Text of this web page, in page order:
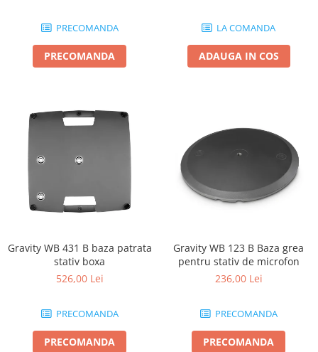
PRECOMANDA
PRECOMANDA
LA COMANDA
ADAUGA IN COS
Gravity WB 431 B baza patrata
stativ boxa
526,00 Lei
PRECOMANDA
PRECOMANDA
Gravity WB 123 B Baza grea
pentru stativ de microfon
236,00 Lei
PRECOMANDA
PRECOMANDA